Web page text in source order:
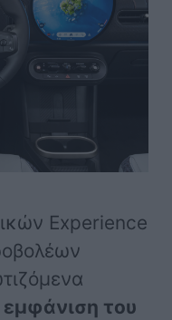
Experience
του